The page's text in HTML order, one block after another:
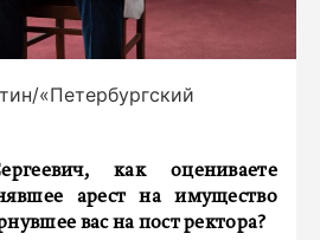
«Петербургский
как оцениваете
арест на имущество
вас на пост ректора?